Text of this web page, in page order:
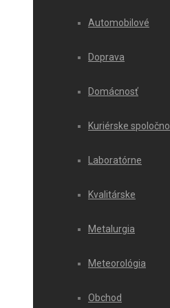
Automobilové
Doprava
Domácnosť
Kuriérske
Laboratórne
Kvalitárske
Metalurgia
Meteorológia
Obchod